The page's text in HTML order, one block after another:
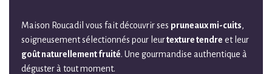
Maison Roucadil vous fait découvrir ses pruneaux mi-cuits,
soigneusement sélectionnés pour leurtexture tendre et leur
goût naturellement fruité. Une gourmandise authentique à
déguster à tout moment.